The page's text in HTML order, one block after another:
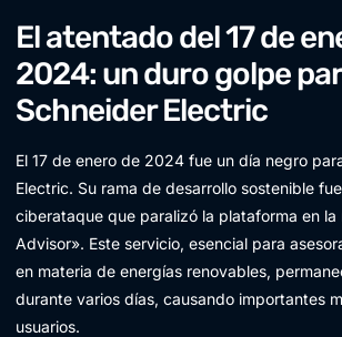
El atentado del 17 de
2024: un duro golpe
Schneider Electric
El 17 de enero de 2024 fue un día negro
Electric. Su rama de desarrollo sostenible
ciberataque que paralizó la plataforma en la
Advisor». Este servicio, esencial para
en materia de energías renovables,
durante varios días, causando importantes
usuarios.